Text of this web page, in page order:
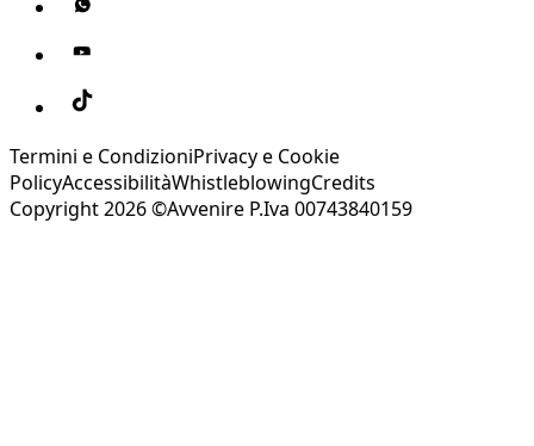
Termini e CondizioniPrivacy e Cookie
PolicyAccessibilitàWhistleblowingCredits
Copyright 2026 ©Avvenire P.Iva 00743840159